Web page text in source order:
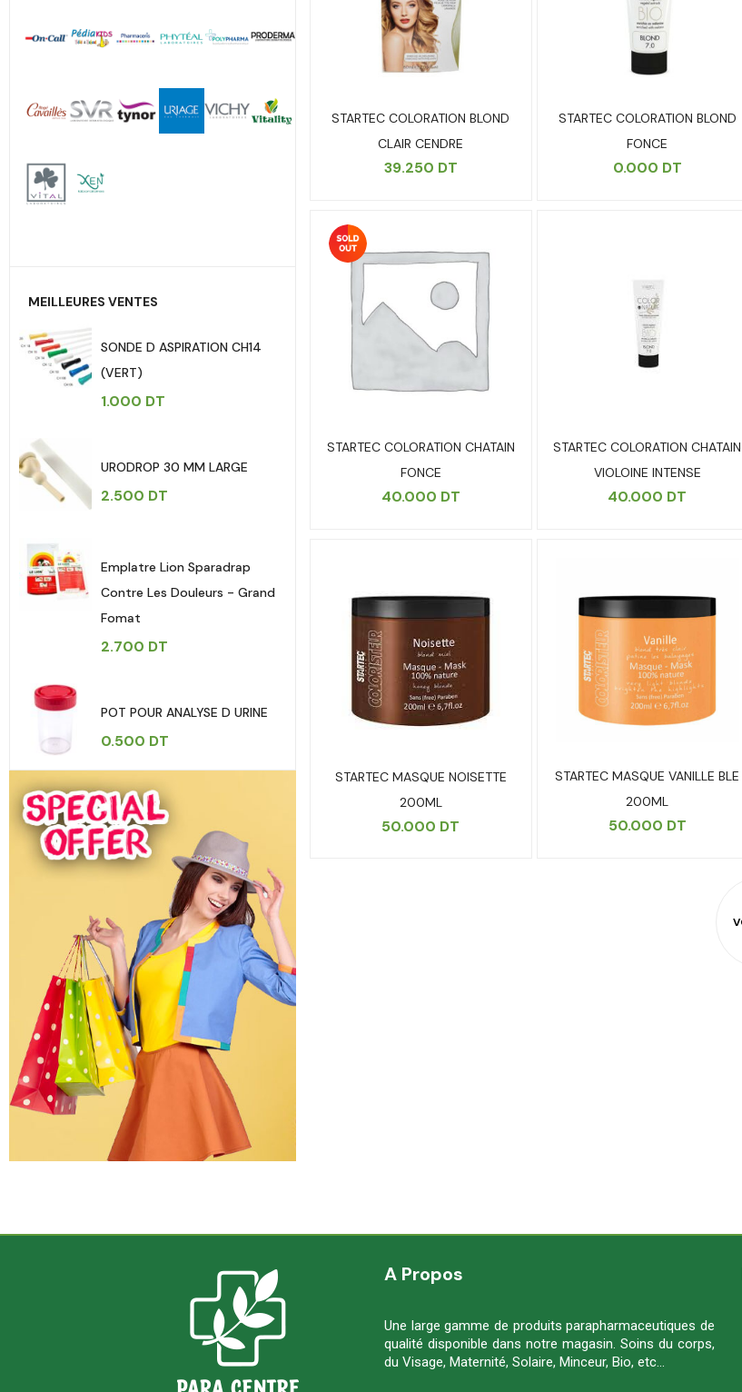
MEILLEURES VENTES
SONDE D ASPIRATION CH14
(VERT)
1.000 DT
URODROP 30 MM LARGE
2.500 DT
Emplatre Lion Sparadrap
Contre Les Douleurs - Grand
Fomat
2.700 DT
POT POUR ANALYSE D URINE
0.500 DT
STARTEC COLORATION BLOND
CLAIR CENDRE
39.250 DT
STARTEC COLORATION BLOND
FONCE
0.000 DT
STARTEC COLORATION CHATAIN
FONCE
40.000 DT
STARTEC COLORATION CHATAIN
VIOLOINE INTENSE
40.000 DT
STARTEC MASQUE NOISETTE
200ML
50.000 DT
STARTEC MASQUE VANILLE BLE
200ML
50.000 DT
A Propos
Une large gamme de produits parapharmaceutiques de
qualité disponible dans notre magasin. Soins du corps,
du Visage, Maternité, Solaire, Minceur, Bio, etc…